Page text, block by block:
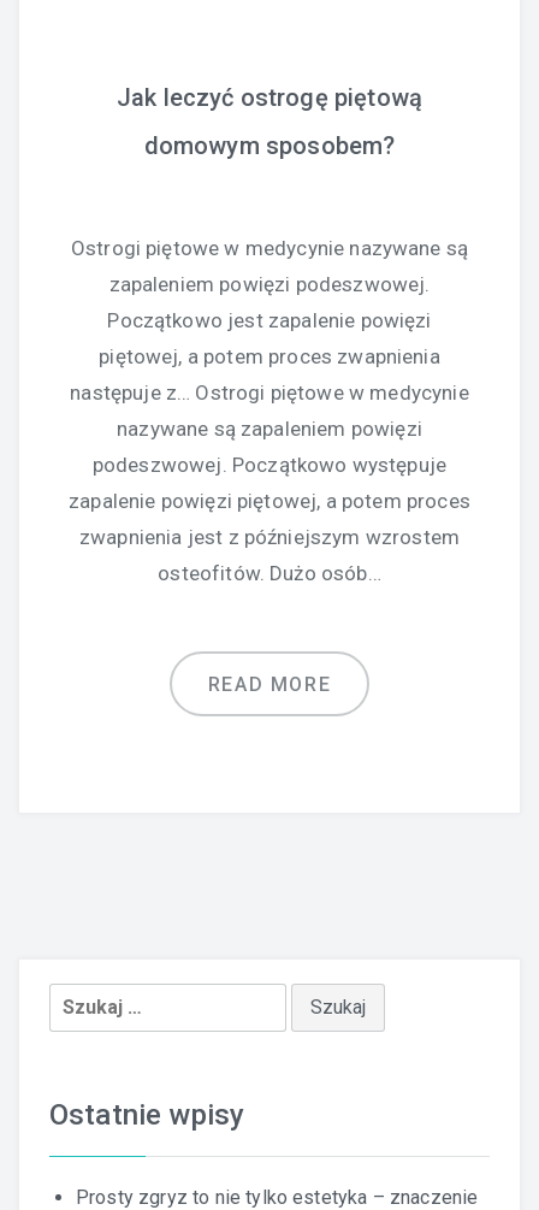
Jak leczyć ostrogę piętową
domowym sposobem?
Ostrogi piętowe w medycynie nazywane są
zapaleniem powięzi podeszwowej.
Początkowo jest zapalenie powięzi
piętowej, a potem proces zwapnienia
następuje z… Ostrogi piętowe w medycynie
nazywane są zapaleniem powięzi
podeszwowej. Początkowo występuje
zapalenie powięzi piętowej, a potem proces
zwapnienia jest z późniejszym wzrostem
osteofitów. Dużo osób…
READ MORE
Szukaj:
Ostatnie wpisy
Prosty zgryz to nie tylko estetyka – znaczenie